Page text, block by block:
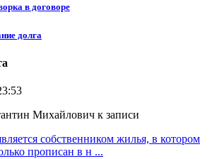
в договоре
долга
Михайлович к записи
собственником жилья, в котором
прописан в н ...